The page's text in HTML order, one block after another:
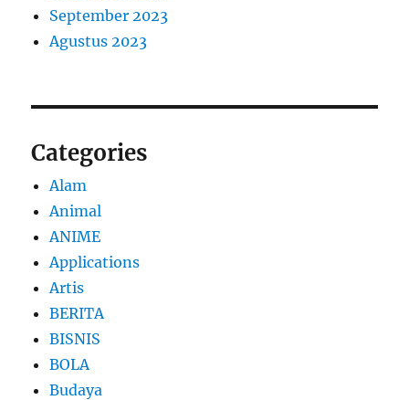
September 2023
Agustus 2023
Categories
Alam
Animal
ANIME
Applications
Artis
BERITA
BISNIS
BOLA
Budaya